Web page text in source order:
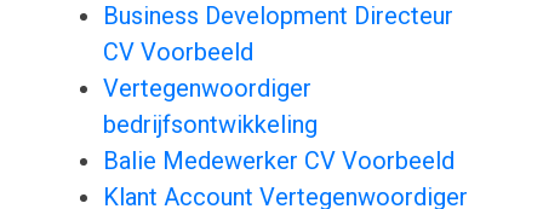
Business Development Directeur
CV Voorbeeld
Vertegenwoordiger
bedrijfsontwikkeling
Balie Medewerker CV Voorbeeld
Klant Account Vertegenwoordiger